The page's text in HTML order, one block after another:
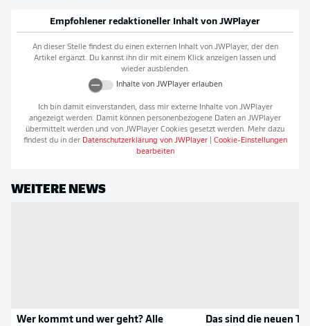
Empfohlener redaktioneller Inhalt von JWPlayer
An dieser Stelle findest du einen externen Inhalt von JWPlayer, der den
Artikel ergänzt. Du kannst ihn dir mit einem Klick anzeigen lassen und
wieder ausblenden.
Inhalte von JWPlayererlauben
Ich bin damit einverstanden, dass mir externe Inhalte von JWPlayer
angezeigt werden. Damit können personenbezogene Daten an JWPlayer
übermittelt werden und von JWPlayer Cookies gesetzt werden. Mehr dazu
findest du in der Datenschutzerklärung von JWPlayer| Cookie-Einstellungen
bearbeiten
WEITERE NEWS
Wer kommt und wer geht? Alle
Das sind die neuen